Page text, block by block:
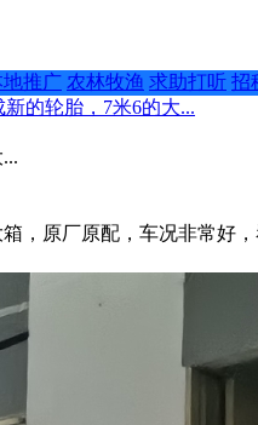
地推广 农林牧渔 求助打听 招
的轮胎，7米6的大...
，原厂原配，车况非常好